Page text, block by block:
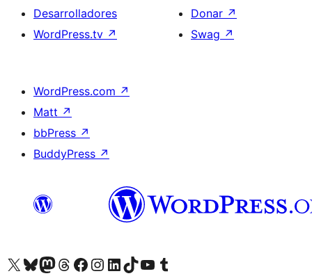
Desarrolladores
WordPress.tv ↗
Donar ↗
Swag ↗
WordPress.com ↗
Matt ↗
bbPress ↗
BuddyPress ↗
Visita nuestra cuenta de X (anteriormente Twitter)
Visita nuestra cuenta de Bluesky
Visita nuestra cuenta de Mastodon
Visita nuestra cuenta de Threads
Visita nuestra página de Facebook
Visita nuestra cuenta de Instagram
Visita nuestra cuenta de LinkedIn
Visita nuestra cuenta de TikTok
Visita nuestro canal de YouTube
Visita nuestra cuenta de Tumblr